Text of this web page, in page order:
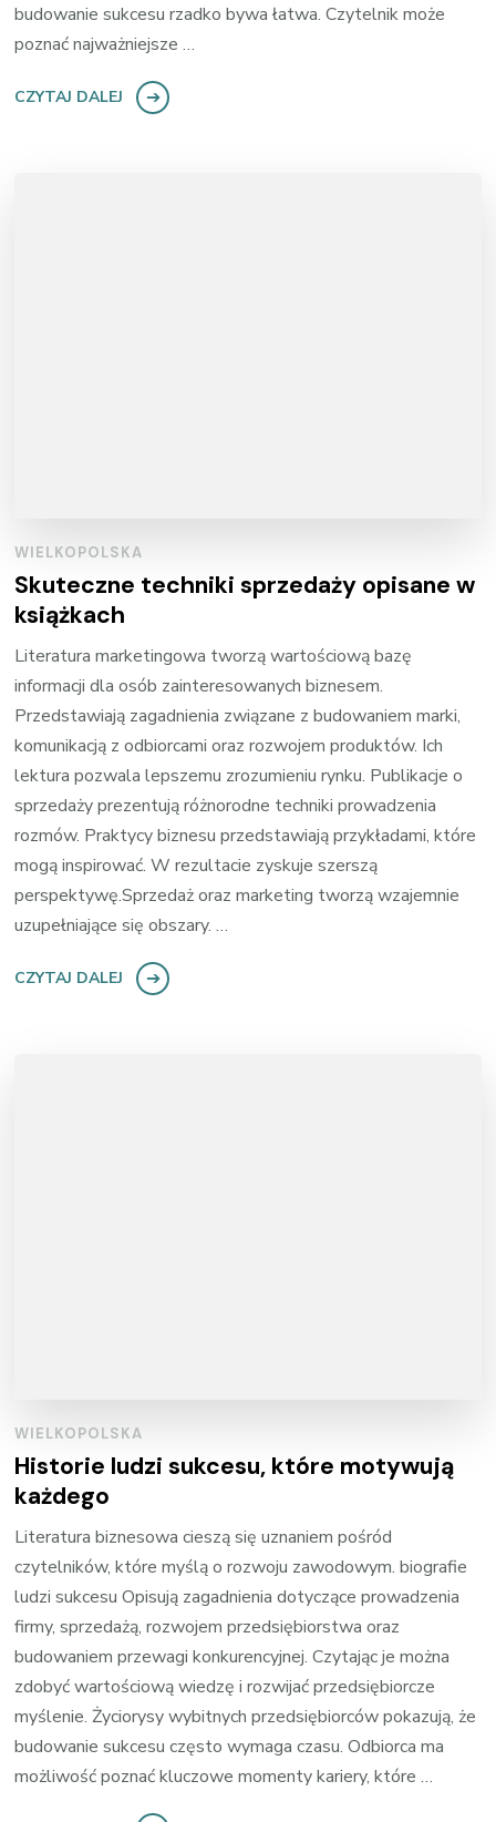
budowanie sukcesu rzadko bywa łatwa. Czytelnik może
poznać najważniejsze …
CZYTAJ DALEJ
WIELKOPOLSKA
Skuteczne techniki sprzedaży opisane w
książkach
Literatura marketingowa tworzą wartościową bazę
informacji dla osób zainteresowanych biznesem.
Przedstawiają zagadnienia związane z budowaniem marki,
komunikacją z odbiorcami oraz rozwojem produktów. Ich
lektura pozwala lepszemu zrozumieniu rynku. Publikacje o
sprzedaży prezentują różnorodne techniki prowadzenia
rozmów. Praktycy biznesu przedstawiają przykładami, które
mogą inspirować. W rezultacie zyskuje szerszą
perspektywę.Sprzedaż oraz marketing tworzą wzajemnie
uzupełniające się obszary. …
CZYTAJ DALEJ
WIELKOPOLSKA
Historie ludzi sukcesu, które motywują
każdego
Literatura biznesowa cieszą się uznaniem pośród
czytelników, które myślą o rozwoju zawodowym. biografie
ludzi sukcesu Opisują zagadnienia dotyczące prowadzenia
firmy, sprzedażą, rozwojem przedsiębiorstwa oraz
budowaniem przewagi konkurencyjnej. Czytając je można
zdobyć wartościową wiedzę i rozwijać przedsiębiorcze
myślenie. Życiorysy wybitnych przedsiębiorców pokazują, że
budowanie sukcesu często wymaga czasu. Odbiorca ma
możliwość poznać kluczowe momenty kariery, które …